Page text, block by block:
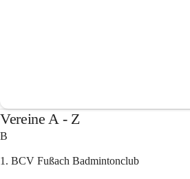
Vereine A - Z
B
1. BCV Fußach Badmintonclub